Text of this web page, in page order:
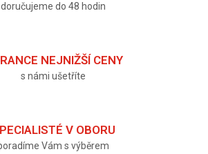
doručujeme do 48 hodin
NEJNIŽŠÍ CENY
s námi ušetříte
V OBORU
Vám s výběrem